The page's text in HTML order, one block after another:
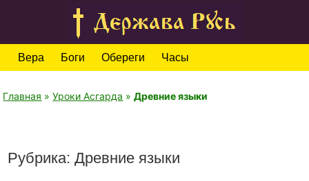
Вера Боги Обереги Часы
Главная »Уроки Асгарда »Древние языки
Рубрика: Древние языки